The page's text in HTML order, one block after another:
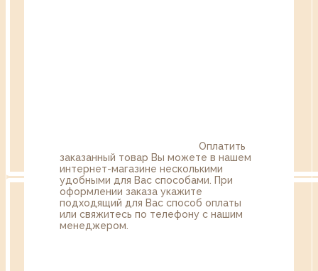
Оплатить
заказанный товар Вы можете в нашем
интернет-магазине несколькими
удобными для Вас способами. При
оформлении заказа укажите
подходящий для Вас способ оплаты
или свяжитесь по телефону с нашим
менеджером.